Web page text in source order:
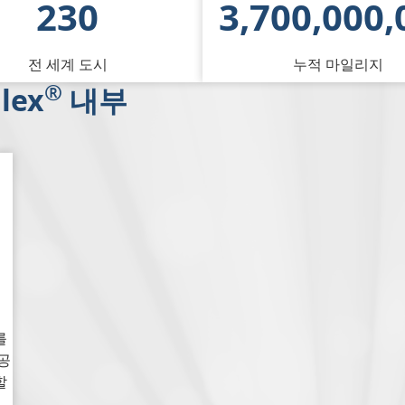
230
전 세계 도시 누적 마일리지
® 내부